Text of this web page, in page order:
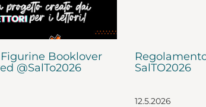
Booklover
@SalTo2026
SalTO2026
12.5.2026